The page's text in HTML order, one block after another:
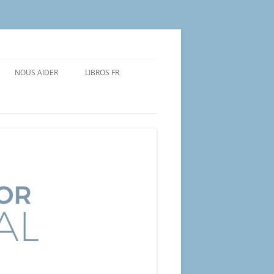
NOUS AIDER LIBROS FR